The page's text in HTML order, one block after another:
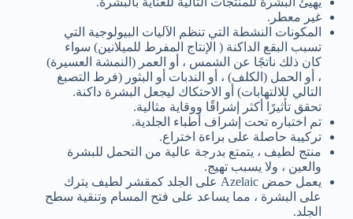
غير معطر.
المكونات النشطة التي تنظم الآليات البيولوجية التي
تسبب البقع الداكنة ( الإنتاج المفرط للميلانين) سواء
كان ذلك ناتجًا عن الشمس ، أو العمر (النمشة العسيرة)
، أو الحمل (الكلف) ، أو الندبات أو البثور (فرط التصبغ
التالي للالتهابات) أو الاحتكاك ليجعل البشرة داكنة.
تحقق تأثيرًا أكثر إشراقًا ووقاية مثالية.
تم اختباره تحت إشراف أطباء الجلدية.
تركيبة حاصلة على براءة اختراع.
منتج لطيف ، يتمتع بدرجة عالية من التحمل للبشرة
والعين ، ولا يسبب تهيج.
يعمل حمض Azelaic على الجلد كمقشر لطيف يترك
على البشرة ، مما يساعد على فتح المسام وتنقية سطح
الجلد.